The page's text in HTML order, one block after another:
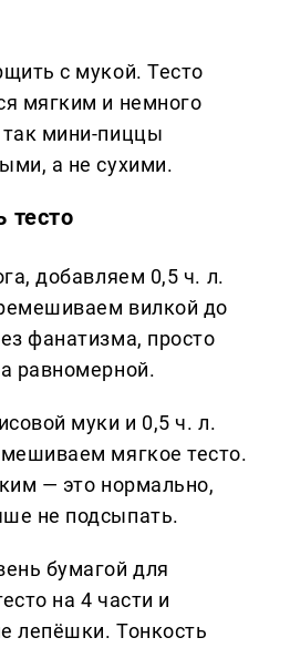
с мукой. Тесто
мягким и немного
мини-пиццы
а не сухими.
тесто
добавляем 0,5 ч. л.
вилкой до
фанатизма, просто
равномерной.
муки и 0,5 ч. л.
мягкое тесто.
— это нормально,
не подсыпать.
бумагой для
на 4 части и
лепёшки. Тонкость